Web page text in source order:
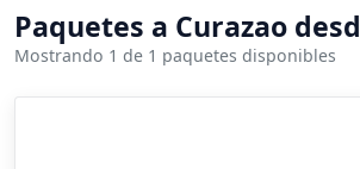
Paquetes a Curazao
Mostrando 1 de 1 paquetes disponibles